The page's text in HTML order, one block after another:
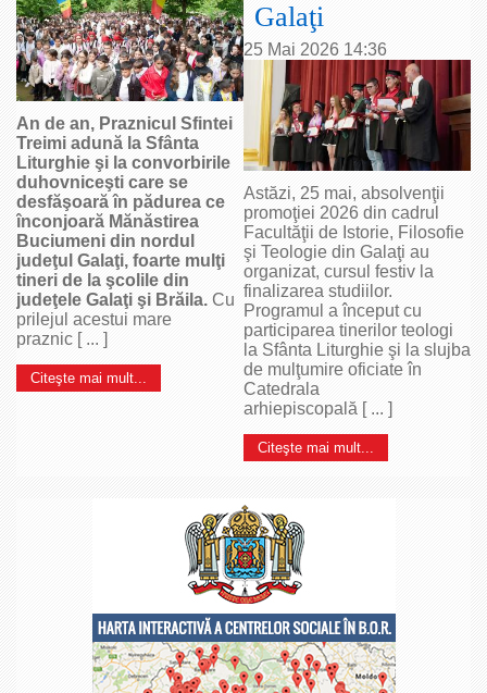
An de an, Praznicul Sfintei
Treimi adună la Sfânta
Liturghie şi la convorbirile
duhovniceşti care se
desfăşoară în pădurea ce
înconjoară Mănăstirea
Buciumeni din nordul
judeţul Galaţi, foarte mulţi
tineri de la şcolile din
judeţele Galaţi şi Brăila. Cu
prilejul acestui mare
praznic [ ... ]
Citeşte mai mult...
Galaţi
25 Mai 2026 14:36
Astăzi, 25 mai, absolvenţii
promoţiei 2026 din cadrul
Facultăţii de Istorie, Filosofie
şi Teologie din Galaţi au
organizat, cursul festiv la
finalizarea studiilor.
Programul a început cu
participarea tinerilor teologi
la Sfânta Liturghie şi la slujba
de mulţumire oficiate în
Catedrala
arhiepiscopală [ ... ]
Citeşte mai mult...